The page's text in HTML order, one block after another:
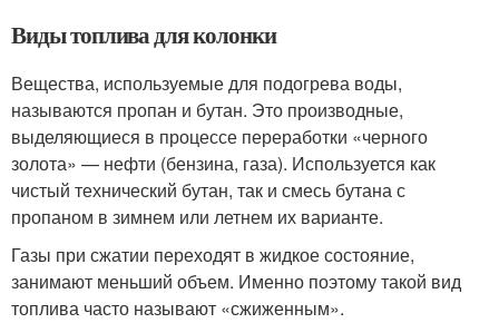
Виды топлива для колонки
Вещества, используемые для подогрева воды,
называются пропан и бутан. Это производные,
выделяющиеся в процессе переработки «черного
золота» — нефти (бензина, газа). Используется как
чистый технический бутан, так и смесь бутана с
пропаном в зимнем или летнем их варианте.
Газы при сжатии переходят в жидкое состояние,
занимают меньший объем. Именно поэтому такой вид
топлива часто называют «сжиженным».